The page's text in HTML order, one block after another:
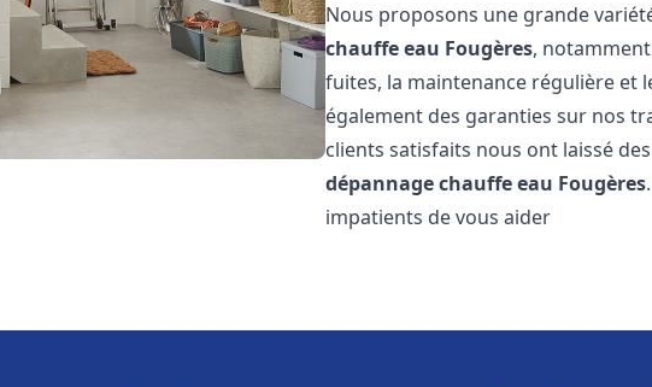
Nous proposons une grande
chauffe eau Fougères,
fuites, la maintenance régulière et
également des garanties sur nos
clients satisfaits nous ont laissé
dépannage chauffe eau Fougères
impatients de vous aider